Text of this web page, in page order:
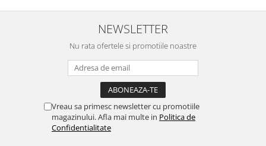
NEWSLETTER
Nu rata ofertele si promotiile noastre
Vreau sa primesc newsletter cu promotiile
magazinului. Afla mai multe in Politica de
Confidentialitate